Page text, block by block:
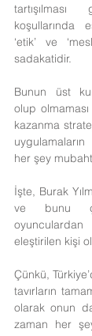
koşullarında
‘etik’ ve
sadakatidir.
Bunun üst
olup
kazanma
her şey
İşte, Burak
ve bunu
eleştirilen kişi
Çünkü,
tavırların
olarak onun
zaman her